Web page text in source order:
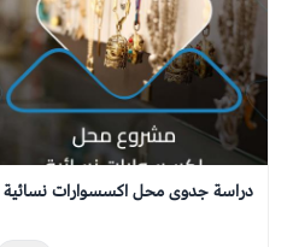
دراسة جدوى محل اكسسوارات نسائية